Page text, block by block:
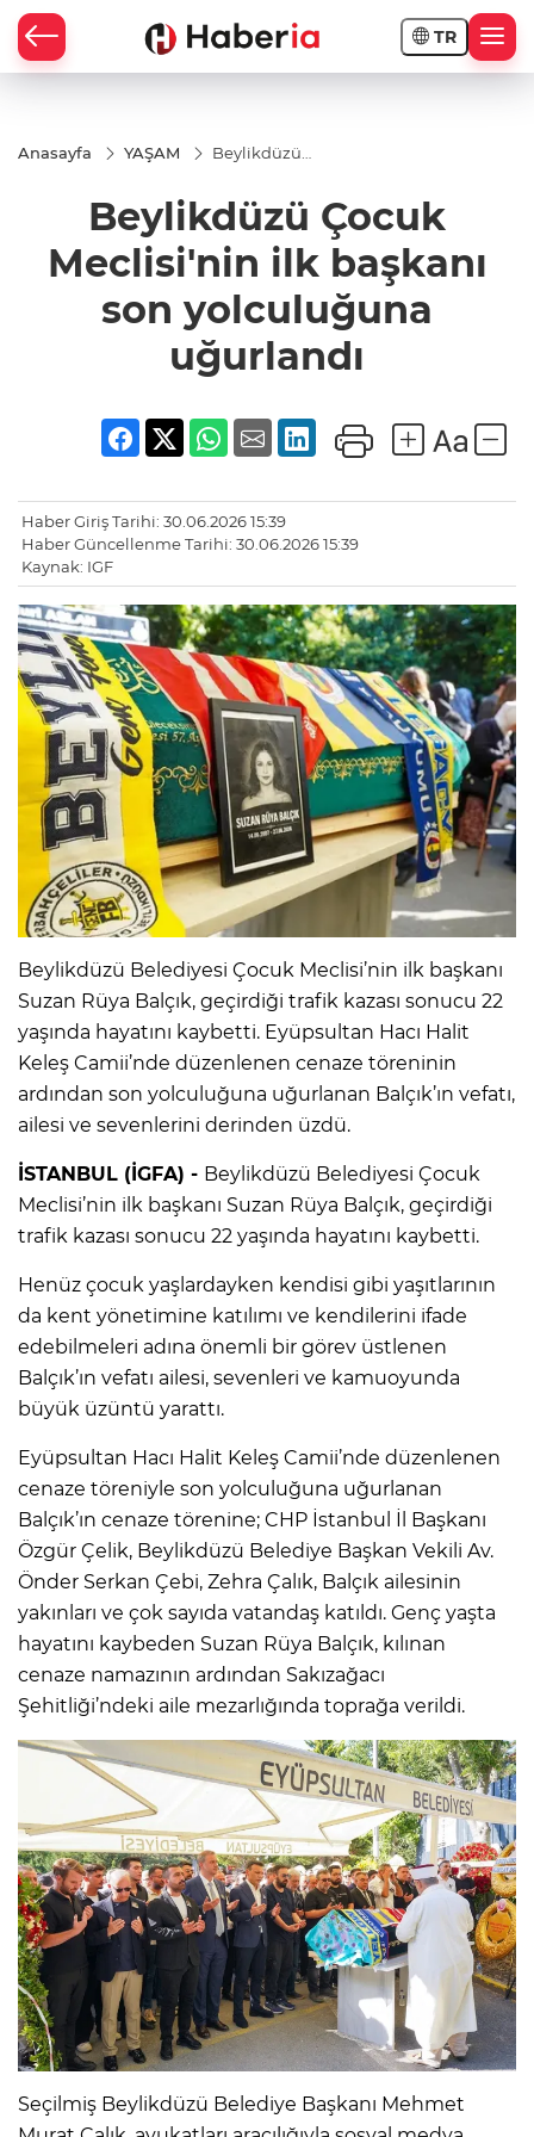
TR
Anasayfa YAŞAM
Beylikdüzü
ilk başkanı
son
yolculuğuna
uğurlandı
Beylikdüzü Çocuk
Meclisi'nin ilk başkanı
son yolculuğuna
uğurlandı
Haber Giriş Tarihi: 30.06.2026 15:39
Haber Güncellenme Tarihi: 30.06.2026 15:39
Kaynak: IGF
Beylikdüzü Belediyesi Çocuk Meclisi’nin ilk başkanı
Suzan Rüya Balçık, geçirdiği trafik kazası sonucu 22
yaşında hayatını kaybetti. Eyüpsultan Hacı Halit
Keleş Camii’nde düzenlenen cenaze töreninin
ardından son yolculuğuna uğurlanan Balçık’ın vefatı,
ailesi ve sevenlerini derinden üzdü.
İSTANBUL (İGFA) - Beylikdüzü Belediyesi Çocuk
Meclisi’nin ilk başkanı Suzan Rüya Balçık, geçirdiği
trafik kazası sonucu 22 yaşında hayatını kaybetti.
Henüz çocuk yaşlardayken kendisi gibi yaşıtlarının
da kent yönetimine katılımı ve kendilerini ifade
edebilmeleri adına önemli bir görev üstlenen
Balçık’ın vefatı ailesi, sevenleri ve kamuoyunda
büyük üzüntü yarattı.
Eyüpsultan Hacı Halit Keleş Camii’nde düzenlenen
cenaze töreniyle son yolculuğuna uğurlanan
Balçık’ın cenaze törenine; CHP İstanbul İl Başkanı
Özgür Çelik, Beylikdüzü Belediye Başkan Vekili Av.
Önder Serkan Çebi, Zehra Çalık, Balçık ailesinin
yakınları ve çok sayıda vatandaş katıldı. Genç yaşta
hayatını kaybeden Suzan Rüya Balçık, kılınan
cenaze namazının ardından Sakızağacı
Şehitliği’ndeki aile mezarlığında toprağa verildi.
Seçilmiş Beylikdüzü Belediye Başkanı Mehmet